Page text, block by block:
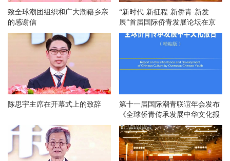
致全球潮团组织和广大潮籍乡亲
的感谢信
“新时代·新征程·新侨青·新发
展”首届国际侨青发展论坛在京
举办
陈思宇主席在开幕式上的致辞
第十一届国际潮青联谊年会发布
《全球侨青传承发展中华文化报
告》